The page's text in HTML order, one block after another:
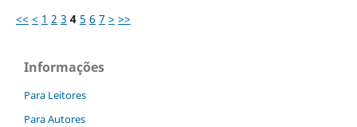
<< < 1 2 3 4 5 6 7 > >>
Informações
Para Leitores
Para Autores